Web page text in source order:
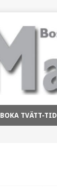
BOKA TVÄTT-TID